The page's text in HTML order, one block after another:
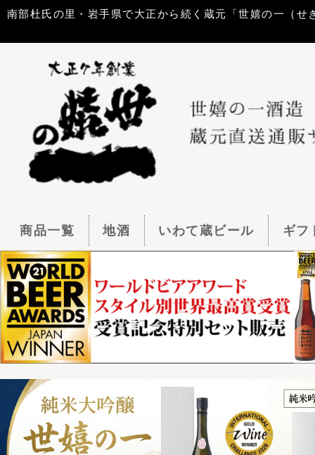
南部杜氏の里・岩手県で大正から続く蔵元「世嬉の一（せきのいち）酒造
商品一覧 地酒 いわて蔵ビール
11,000円（